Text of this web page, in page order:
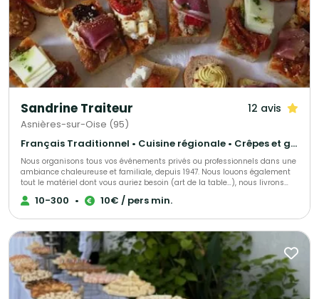
adaptés à vos envies et à votre type d’événement – Des formules sur
mesure pour particuliers et professionnels – Un accompagnement dans
l’organisation culinaire de votre réception Chez Sora la Belle, chaque plat
raconte une histoire, chaque saveur invite au voyage. Plus qu’un service
traiteur, nous vous offrons un moment de partage autour d’une cuisine
riche en traditions et en émotions. Faites confiance à Sora la Belle pour
sublimer votre événement et régaler vos invités.
Sandrine Traiteur 12 avis
Asnières-sur-Oise (95)
Français Traditionnel • Cuisine régionale • Crêpes et galettes
Nous organisons tous vos événements privés ou professionnels dans une
ambiance chaleureuse et familiale, depuis 1947. Nous louons également
tout le matériel dont vous auriez besoin (art de la table…), nous livrons
directement dans le lieu que vous aurez choisi.
10-300 • 10€ / pers min.